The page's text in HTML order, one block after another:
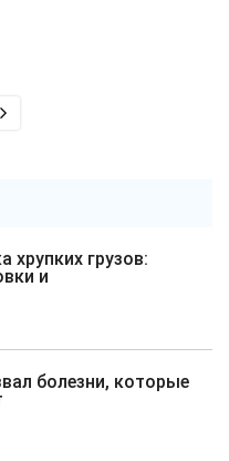
и